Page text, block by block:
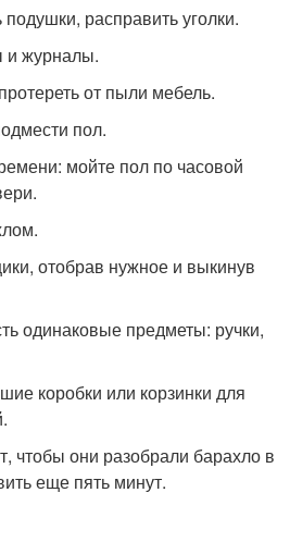
расправить уголки.
и журналы.
от пыли мебель.
пол.
мойте пол по часовой
отобрав нужное и выкинув
одинаковые предметы: ручки,
коробки или корзинки для
чтобы они разобрали барахло в
еще пять минут.